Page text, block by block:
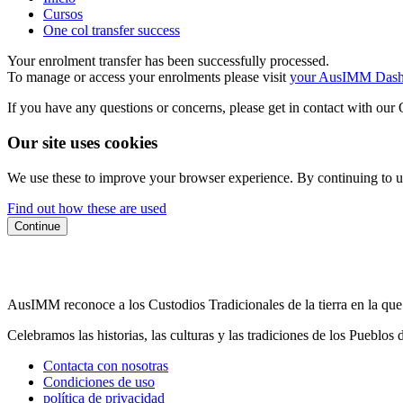
Cursos
One col transfer success
Your enrolment transfer has been successfully processed.
To manage or access your enrolments please visityour AusIMM
If you have any questions or concerns, please get in contact with our
Our site uses cookies
We use these to improve your browser experience. By continuing to
Find out how these are used
Continue
AusIMM reconoce a los Custodios Tradicionales de la tierra en la
Celebramos las historias, las culturas y las tradiciones de los
Contacta con nosotras
Condiciones de uso
política de privacidad